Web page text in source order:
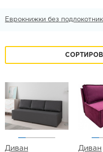
Еврокнижки без
Диван
Диван